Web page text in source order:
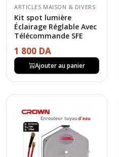
ARTICLES MAISON & DIVERS
Kit spot lumière
Éclairage Réglable Avec
Télécommande SFE
1 800 DA
Ajouter au panier